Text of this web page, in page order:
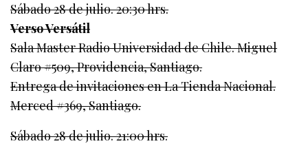
Sábado 28 de julio. 20:30 hrs.
Verso Versátil
Sala Master Radio Universidad de Chile. Miguel
Claro #509, Providencia, Santiago.
Entrega de invitaciones en La Tienda Nacional.
Merced #369, Santiago.
Sábado 28 de julio. 21:00 hrs.